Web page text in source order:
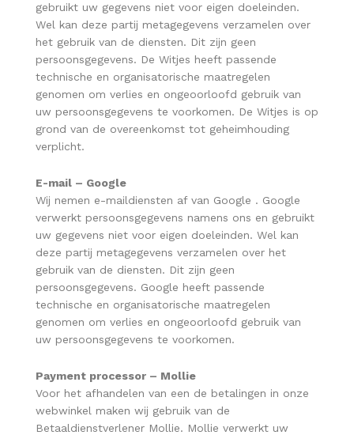
gebruikt uw gegevens niet voor eigen doeleinden.
Wel kan deze partij metagegevens verzamelen over
het gebruik van de diensten. Dit zijn geen
persoonsgegevens. De Witjes heeft passende
technische en organisatorische maatregelen
genomen om verlies en ongeoorloofd gebruik van
uw persoonsgegevens te voorkomen. De Witjes is op
grond van de overeenkomst tot geheimhouding
verplicht.
E-mail – Google
Wij nemen e-maildiensten af van Google . Google
verwerkt persoonsgegevens namens ons en gebruikt
uw gegevens niet voor eigen doeleinden. Wel kan
deze partij metagegevens verzamelen over het
gebruik van de diensten. Dit zijn geen
persoonsgegevens. Google heeft passende
technische en organisatorische maatregelen
genomen om verlies en ongeoorloofd gebruik van
uw persoonsgegevens te voorkomen.
Payment processor – Mollie
Voor het afhandelen van een de betalingen in onze
webwinkel maken wij gebruik van de
Betaaldienstverlener Mollie. Mollie verwerkt uw